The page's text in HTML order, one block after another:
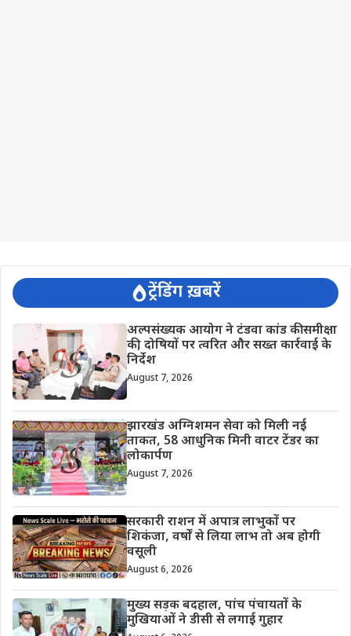
ट्रेंडिंग ख़बरें
अल्पसंख्यक आयोग ने टंडवा कांड की समीक्षा
की, दोषियों पर त्वरित और सख्त कार्रवाई के
निर्देश
August 7, 2026
झारखंड अग्निशमन सेवा को मिली नई
ताकत, 58 आधुनिक मिनी वाटर टेंडर का
लोकार्पण
August 7, 2026
सरकारी राशन में अपात्र लाभुकों पर
शिकंजा, वर्षों से लिया लाभ तो अब होगी
वसूली
August 6, 2026
मुख्य सड़क बदहाल, पांच पंचायतों के
मुखियाओं ने डीसी से लगाई गुहार